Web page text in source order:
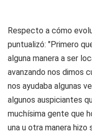
Respecto a cómo
puntualizó: "Primero
alguna manera a ser
avanzando nos dimos
nos ayudaba algunas
algunos auspiciantes
muchísima gente que
una u otra manera hizo